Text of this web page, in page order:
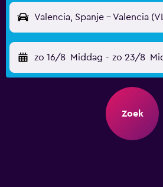
Valencia, Spanje - Valencia
zo 16/8 Middag - zo 23/8
Zoek